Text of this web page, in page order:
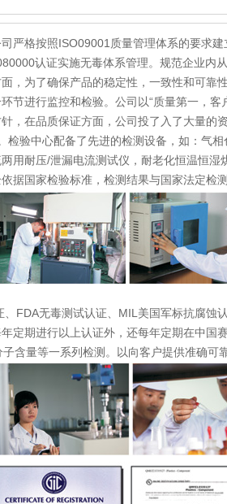
严格按照ISO09001质量管理体系的要求
认证实施无毒体系管理。规范企业内
，为了确保产品的稳定性，一致性和可靠
节进行监控和检验。公司以“质量第一，
，在品质保证方面，公司投了入了大量的
检验中心配备了先进的检测设备，如：气
用耐压/泄漏电流测试仪，耐老化恒温恒湿
据国家检验标准，检测结果与国家法定检
FDA无毒测试认证、MIL美国军标抗腐蚀
定期进行以上认证外，还每年定期在中国
含量等一系列检测。以向客户提供准确可